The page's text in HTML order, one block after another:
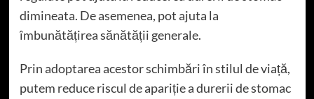
dimineata. De asemenea, pot ajuta la
îmbunătățirea sănătății generale.
Prin adoptarea acestor schimbări în stilul de viață,
putem reduce riscul de apariție a durerii de stomac